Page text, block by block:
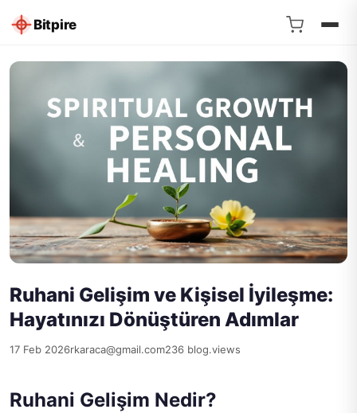
Bitpire
Ruhani Gelişim ve Kişisel İyileşme:
Hayatınızı Dönüştüren Adımlar
17 Feb 2026rkaraca@gmail.com236 blog.views
Ruhani Gelişim Nedir?